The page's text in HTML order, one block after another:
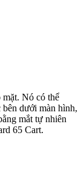
Nó có thể
dưới màn hình,
mắt tự nhiên
65 Cart.